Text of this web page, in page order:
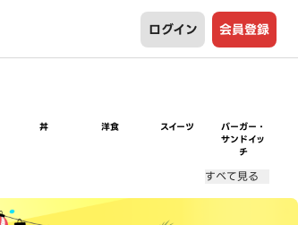
ログイン 会員登録
丼 洋食 スイーツ
バーガー・
サンドイッ
チ
すべて見る